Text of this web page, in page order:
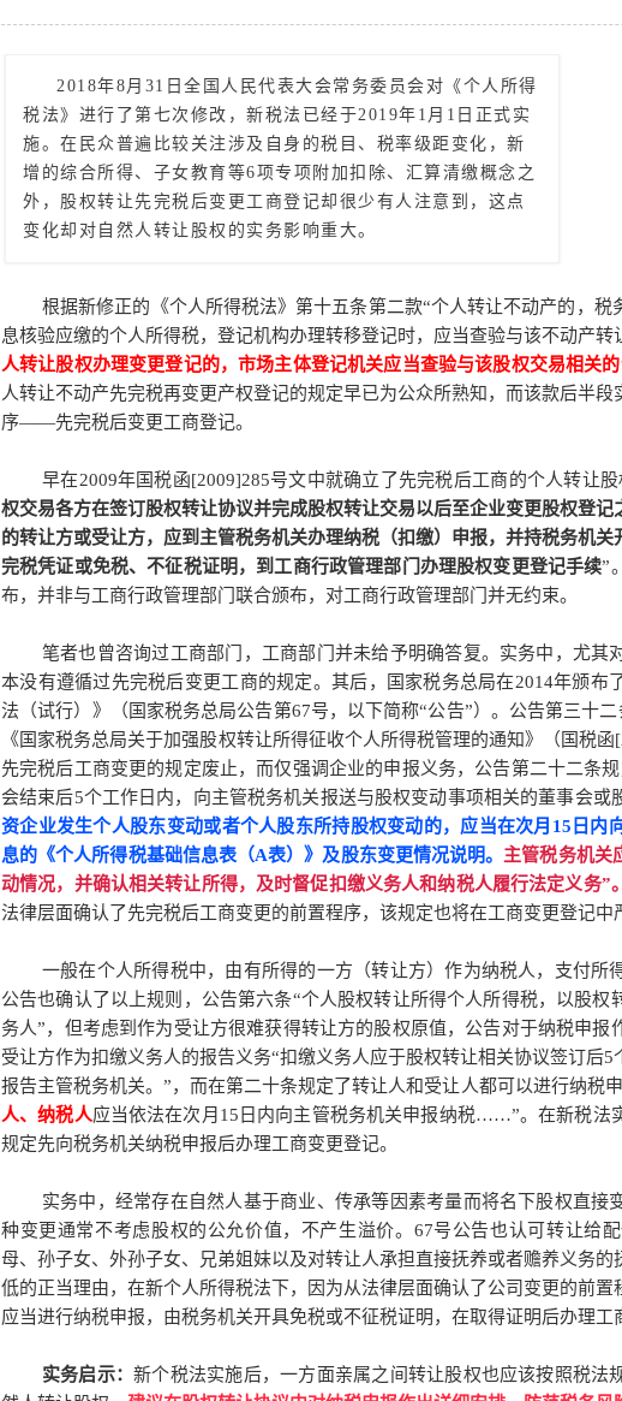
2018年8月31日全国人民代表大会常务委员会对《个人所得
税法》进行了第七次修改，新税法已经于2019年1月1日正式实
施。在民众普遍比较关注涉及自身的税目、税率级距变化，新
增的综合所得、子女教育等6项专项附加扣除、汇算清缴概念之
外，股权转让先完税后变更工商登记却很少有人注意到，这点
变化却对自然人转让股权的实务影响重大。
根据新修正的《个人所得税法》第十五条第二款“个人转让不动产的，税
息核验应缴的个人所得税，登记机构办理转移登记时，应当查验与该不动产转
人转让股权办理变更登记的，市场主体登记机关应当查验与该股权交易相关
人转让不动产先完税再变更产权登记的规定早已为公众所熟知，而该款后半
序——先完税后变更工商登记。
早在2009年国税函[2009]285号文中就确立了先完税后工商的个人转让
权交易各方在签订股权转让协议并完成股权转让交易以后至企业变更股权登
的转让方或受让方，应到主管税务机关办理纳税（扣缴）申报，并持税务机
完税凭证或免税、不征税证明，到工商行政管理部门办理股权变更登记手续”。
布，并非与工商行政管理部门联合颁布，对工商行政管理部门并无约束。
笔者也曾咨询过工商部门，工商部门并未给予明确答复。实务中，尤其
本没有遵循过先完税后变更工商的规定。其后，国家税务总局在2014年颁布
法（试行）》（国家税务总局公告第67号，以下简称“公告”）。公告第三十二
《国家税务总局关于加强股权转让所得征收个人所得税管理的通知》（国税函
先完税后工商变更的规定废止，而仅强调企业的申报义务，公告第二十二条
会结束后5个工作日内，向主管税务机关报送与股权变动事项相关的董事会或
资企业发生个人股东变动或者个人股东所持股权变动的，应当在次月15日内
息的《个人所得税基础信息表（A表）》及股东变更情况说明。 主管税务机关
动情况，并确认相关转让所得，及时督促扣缴义务人和纳税人履行法定义务”。
法律层面确认了先完税后工商变更的前置程序，该规定也将在工商变更登记中
一般在个人所得税中，由有所得的一方（转让方）作为纳税人，支付所
公告也确认了以上规则，公告第六条“个人股权转让所得个人所得税，以股权
务人”，但考虑到作为受让方很难获得转让方的股权原值，公告对于纳税申报
受让方作为扣缴义务人的报告义务“扣缴义务人应于股权转让相关协议签订后
报告主管税务机关。”，而在第二十条规定了转让人和受让人都可以进行纳税
人、纳税人应当依法在次月 15日内向主管税务机关申报纳税……”。在新税法
规定先向税务机关纳税申报后办理工商变更登记。
实务中，经常存在自然人基于商业、传承等因素考量而将名下股权直接
种变更通常不考虑股权的公允价值，不产生溢价。67号公告也认可转让给
母、孙子女、外孙子女、兄弟姐妹以及对转让人承担直接抚养或者赡养义务
低的正当理由，在新个人所得税法下，因为从法律层面确认了公司变更的前
应当进行纳税申报，由税务机关开具免税或不征税证明，在取得证明后办理工
实务启示：新个税法实施后，一方面亲属之间转让股权也应该按照税法